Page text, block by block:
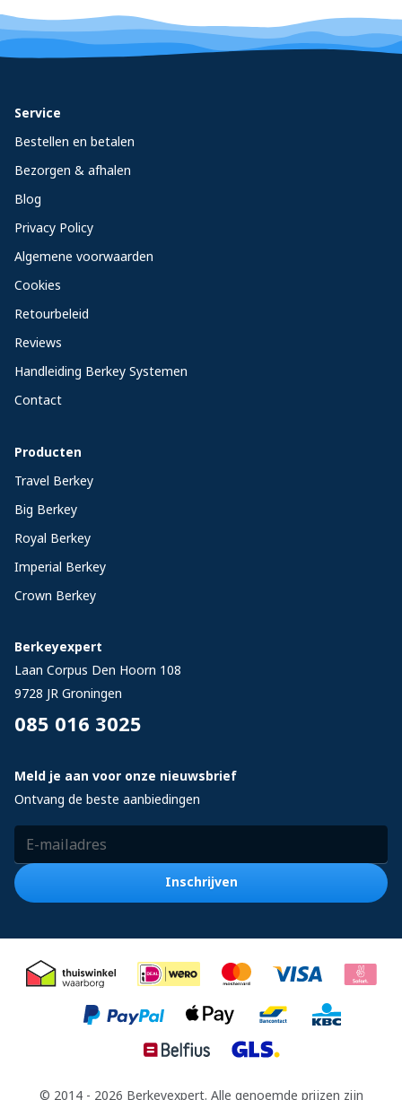
Service
Bestellen en betalen
Bezorgen & afhalen
Blog
Privacy Policy
Algemene voorwaarden
Cookies
Retourbeleid
Reviews
Handleiding Berkey Systemen
Contact
Producten
Travel Berkey
Big Berkey
Royal Berkey
Imperial Berkey
Crown Berkey
Berkeyexpert
Laan Corpus Den Hoorn 108
9728 JR Groningen
085 016 3025
Meld je aan voor onze nieuwsbrief
Ontvang de beste aanbiedingen
Inschrijven
© 2014 - 2026 Berkeyexpert. Alle genoemde prijzen zijn